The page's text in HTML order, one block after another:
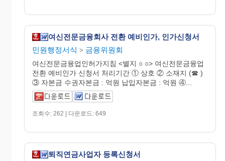
여신전문금융회사 전환 예비인가, 인가신청서
민원행정서식 > 금융위원회
여신전문금융업인허가지침 <별지 ○ ○> 여신전문금융업
전환 예비인가 신청서 처리기간 ① 상호 ② 소재지 (☎ )
③ 자본금 수권자본금 : 억원 납입자본금 : 억원 ④...
조회수: 262 | 다운로드: 649
퇴직연금사업자 등록신청서